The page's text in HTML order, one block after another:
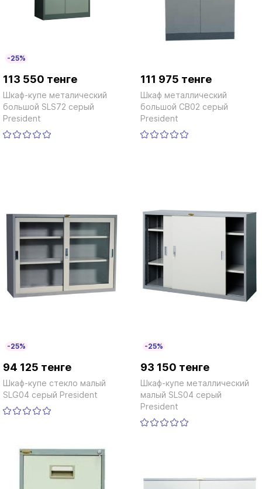
-25%
113 550 тенге
Шкаф-купе металический
большой SLS72 серый
President
111 975 тенге
Шкаф металлический
большой СВ02 серый
President
-25%
94 125 тенге
Шкаф-купе стекло малый
SLG04 серый President
-25%
93 150 тенге
Шкаф-купе металлический
малый SLS04 серый
President